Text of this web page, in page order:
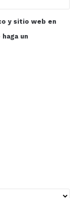
y sitio web en
un